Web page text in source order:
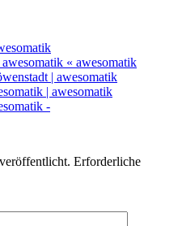
« awesomatik
| awesomatik
| awesomatik
-
Erforderliche